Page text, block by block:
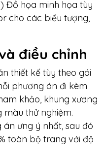
Đồ họa minh họa tùy
cho các biểu tượng,
điều chỉnh
thiết kế tùy theo gói
phương án đi kèm
khảo, khung xương
thử nghiệm.
ưng ý nhất, sau đó
toàn bộ trang với độ